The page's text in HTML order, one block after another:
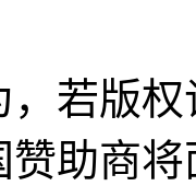
版权
赞助商